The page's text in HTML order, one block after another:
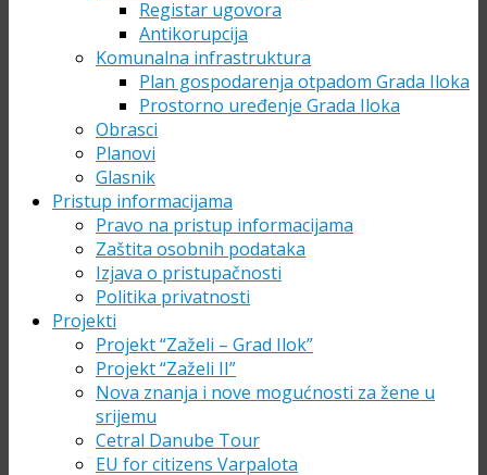
Registar ugovora
Antikorupcija
Komunalna infrastruktura
Plan gospodarenja otpadom Grada Iloka
Prostorno uređenje Grada Iloka
Obrasci
Planovi
Glasnik
Pristup informacijama
Pravo na pristup informacijama
Zaštita osobnih podataka
Izjava o pristupačnosti
Politika privatnosti
Projekti
Projekt “Zaželi – Grad Ilok”
Projekt “Zaželi II”
Nova znanja i nove mogućnosti za žene u
srijemu
Cetral Danube Tour
EU for citizens Varpalota